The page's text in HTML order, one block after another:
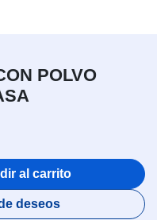
POLVO
al carrito
deseos